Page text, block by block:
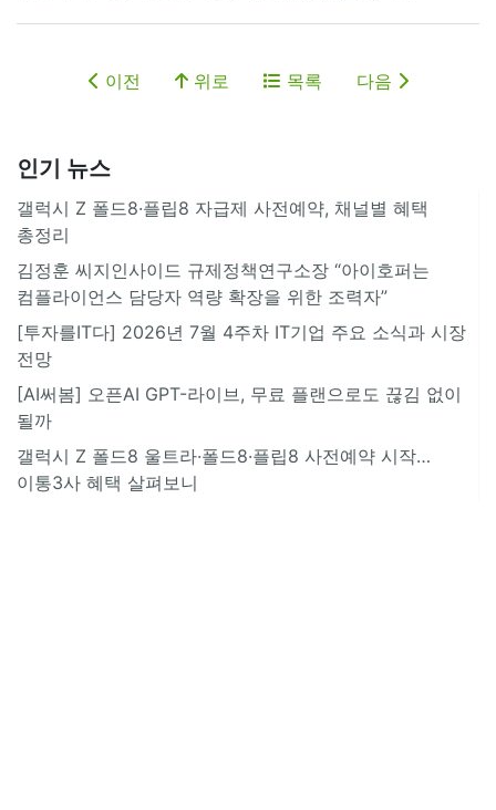
이전 위로 목록 다음
인기 뉴스
갤럭시 Z 폴드8·플립8 자급제 사전예약, 채널별 혜택
총정리
김정훈 씨지인사이드 규제정책연구소장 “아이호퍼는
컴플라이언스 담당자 역량 확장을 위한 조력자”
[투자를IT다] 2026년 7월 4주차 IT기업 주요 소식과 시장
전망
[AI써봄] 오픈AI GPT-라이브, 무료 플랜으로도 끊김 없이
될까
갤럭시 Z 폴드8 울트라·폴드8·플립8 사전예약 시작…
이통3사 혜택 살펴보니